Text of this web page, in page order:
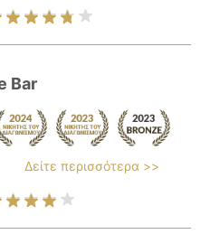
Bar
Δείτε περισσότερα >>